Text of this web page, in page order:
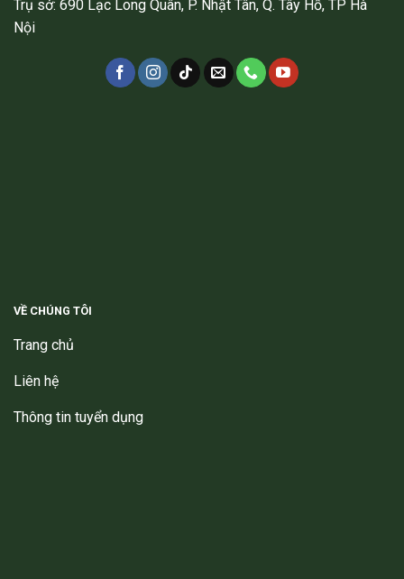
Trụ sở: 690 Lạc Long Quân, P. Nhật Tân, Q. Tây Hồ, TP Hà
Nội
VỀ CHÚNG TÔI
Trang chủ
Liên hệ
Thông tin tuyển dụng